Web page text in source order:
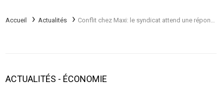
Accueil Actualités
ACTUALITÉS - ÉCONOMIE